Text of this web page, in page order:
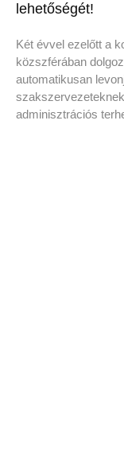
lehetőségét!
Két évvel ezelőtt a
közszférában
automatikusan
adminisztrációs